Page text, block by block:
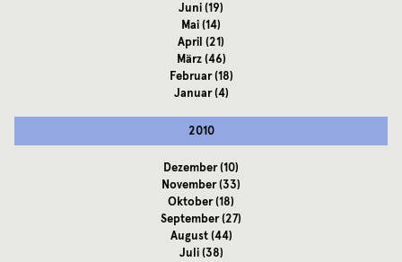
Juni(19)
Mai(14)
April (21)
März(46)
Februar(18)
Januar(4)
2010
Dezember(10)
November(33)
Oktober(18)
September(27)
August(44)
Juli(38)